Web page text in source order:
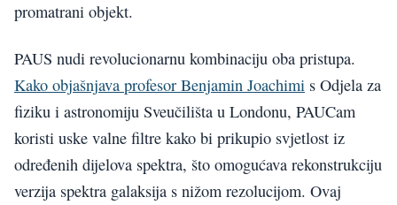
promatrani objekt.
PAUS nudi revolucionarnu kombinaciju oba pristupa.
Kako objašnjava profesor Benjamin Joachimi s Odjela za
fiziku i astronomiju Sveučilišta u Londonu, PAUCam
koristi uske valne filtre kako bi prikupio svjetlost iz
određenih dijelova spektra, što omogućava rekonstrukciju
verzija spektra galaksija s nižom rezolucijom. Ovaj